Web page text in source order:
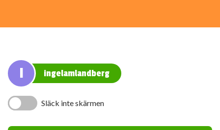
I ingelamlandberg
Släck inte skärmen